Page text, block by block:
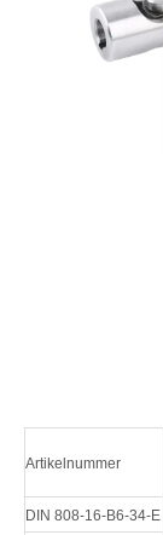
Artikelnummer
DIN 808-16-B6-34-E